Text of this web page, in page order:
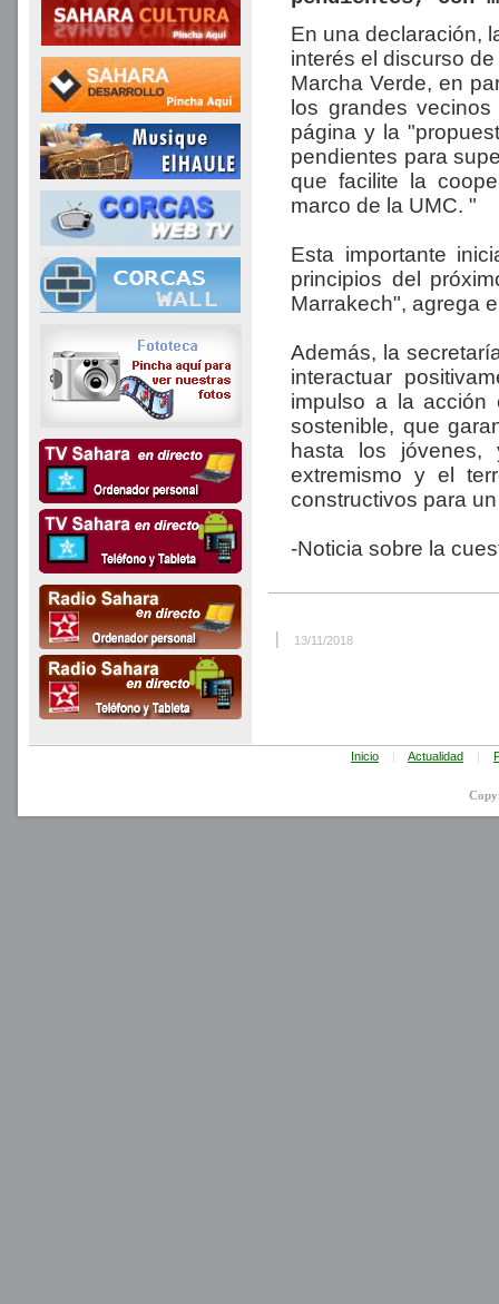
En una declaración,
interés el discurso
Marcha Verde, en
los grandes
página y la
pendientes para
que facilite la
marco de la UMC. "
Esta importante
principios del
Marrakech", agrega
Además, la
interactuar
impulso a la acción
sostenible, que
hasta los jóvenes,
extremismo y el
constructivos para
-Noticia sobre la
13/11/2018
Inicio | Actualidad |